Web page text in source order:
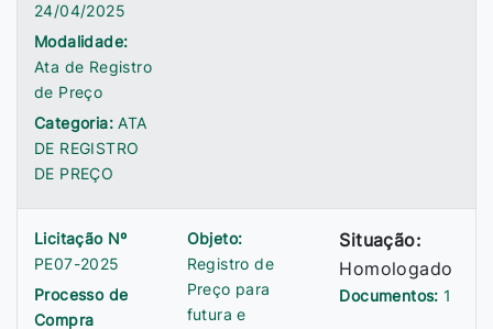
24/04/2025
Modalidade:
Ata de Registro
de Preço
Categoria:ATA
DE REGISTRO
DE PREÇO
Licitação Nº
PE07-2025
Processo de
Compra
Objeto:
Registro de
Preço para
futura e
Situação:
Homologado
Documentos:1